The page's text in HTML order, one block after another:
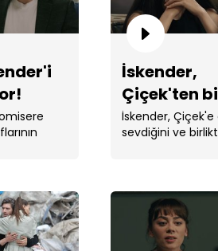
İskender,
Çiçek'ten
istiyor!
İskender,
sevdiğini ve